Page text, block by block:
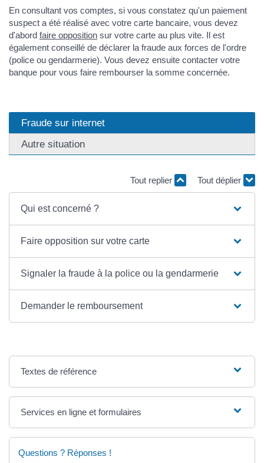
En consultant vos comptes, si vous constatez qu'un paiement
suspect a été réalisé avec votre carte bancaire, vous devez
d'abord faire opposition sur votre carte au plus vite. Il est
également conseillé de déclarer la fraude aux forces de l'ordre
(police ou gendarmerie). Vous devez ensuite contacter votre
banque pour vous faire rembourser la somme concernée.
Fraude sur internet
Autre situation
Tout replier Tout déplier
Qui est concerné ?
Faire opposition sur votre carte
Signaler la fraude à la police ou la gendarmerie
Demander le remboursement
Textes de référence
Services en ligne et formulaires
Questions ? Réponses !